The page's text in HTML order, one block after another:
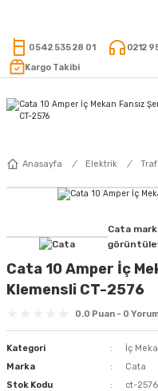
0542 535 28 01 0212
Kargo Takibi
Anasayfa Elektrik
Cata
Cata 10 Amper İç
Klemensli CT-2576
0.0 Puan - 0
Kategori
İç
Marka
Cata
Stok Kodu
ct-2576